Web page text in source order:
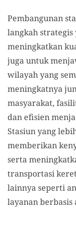
Pembangunan
langkah
meningkatkan
juga untuk
wilayah yang
meningkatnya
masyarakat,
dan efisien
Stasiun yang
memberikan
serta
transportasi
lainnya seperti
layanan berbasis